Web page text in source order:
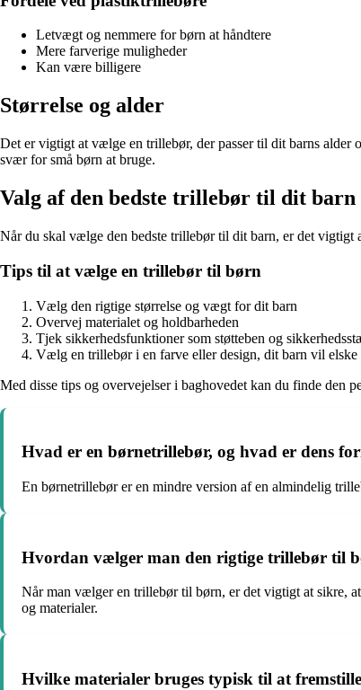
Letvægt og nemmere for børn at håndtere
Mere farverige muligheder
Kan være billigere
Størrelse og alder
Det er vigtigt at vælge en trillebør, der passer til dit barns alder
svær for små børn at bruge.
Valg af den bedste trillebør til dit barn
Når du skal vælge den bedste trillebør til dit barn, er det vigtigt
Tips til at vælge en trillebør til børn
Vælg den rigtige størrelse og vægt for dit barn
Overvej materialet og holdbarheden
Tjek sikkerhedsfunktioner som støtteben og
Vælg en trillebør i en farve eller design, dit barn vil elske
Med disse tips og overvejelser i baghovedet kan du finde den
Hvad er en børnetrillebør, og hvad er dens
En børnetrillebør er en mindre version af en almindelig
Hvordan vælger man den rigtige trillebør til
Når man vælger en trillebør til børn, er det vigtigt at sikre,
og materialer.
Hvilke materialer bruges typisk til at